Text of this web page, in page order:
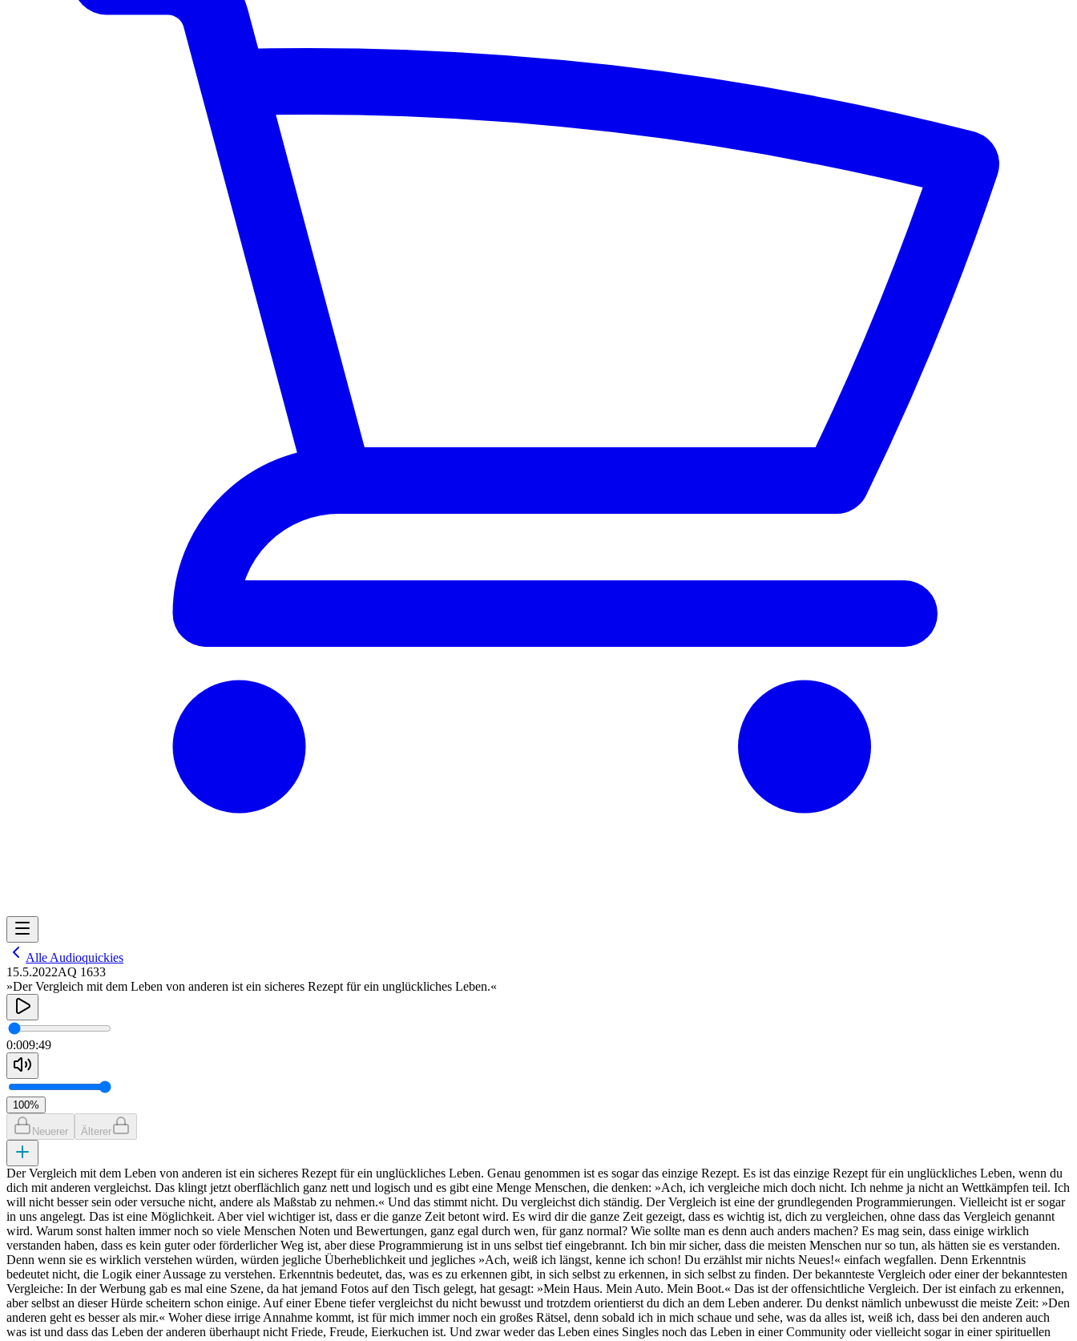
Alle Audioquickies
15.5.2022AQ 1633
»Der Vergleich mit dem Leben von anderen ist ein sicheres Rezept für ein unglückliches Leben.«
0:009:49
100%
Neuerer Älterer
Der Vergleich mit dem Leben von anderen ist ein sicheres Rezept für ein unglückliches Leben. Genau genommen ist es sogar das einzige Rezept. Es ist das einzige Rezept für ein unglückliches Leben, wenn du
dich mit anderen vergleichst. Das klingt jetzt oberflächlich ganz nett und logisch und es gibt eine Menge Menschen, die denken: »Ach, ich vergleiche mich doch nicht. Ich nehme ja nicht an Wettkämpfen teil. Ich
will nicht besser sein oder versuche nicht, andere als Maßstab zu nehmen.« Und das stimmt nicht. Du vergleichst dich ständig. Der Vergleich ist eine der grundlegenden Programmierungen. Vielleicht ist er sogar
in uns angelegt. Das ist eine Möglichkeit. Aber viel wichtiger ist, dass er die ganze Zeit betont wird. Es wird dir die ganze Zeit gezeigt, dass es wichtig ist, dich zu vergleichen, ohne dass das Vergleich genannt
wird. Warum sonst halten immer noch so viele Menschen Noten und Bewertungen, ganz egal durch wen, für ganz normal? Wie sollte man es denn auch anders machen? Es mag sein, dass einige wirklich
verstanden haben, dass es kein guter oder förderlicher Weg ist, aber diese Programmierung ist in uns selbst tief eingebrannt. Ich bin mir sicher, dass die meisten Menschen nur so tun, als hätten sie es verstanden.
Denn wenn sie es wirklich verstehen würden, würden jegliche Überheblichkeit und jegliches »Ach, weiß ich längst, kenne ich schon! Du erzählst mir nichts Neues!« einfach wegfallen. Denn Erkenntnis
bedeutet nicht, die Logik einer Aussage zu verstehen. Erkenntnis bedeutet, das, was es zu erkennen gibt, in sich selbst zu erkennen, in sich selbst zu finden. Der bekannteste Vergleich oder einer der bekanntesten
Vergleiche: In der Werbung gab es mal eine Szene, da hat jemand Fotos auf den Tisch gelegt, hat gesagt: »Mein Haus. Mein Auto. Mein Boot.« Das ist der offensichtliche Vergleich. Der ist einfach zu erkennen,
aber selbst an dieser Hürde scheitern schon einige. Auf einer Ebene tiefer vergleichst du nicht bewusst und trotzdem orientierst du dich an dem Leben anderer. Du denkst nämlich unbewusst die meiste Zeit: »Den
anderen geht es besser als mir.« Woher diese irrige Annahme kommt, ist für mich immer noch ein großes Rätsel, denn sobald ich in mich schaue und sehe, was da alles ist, weiß ich, dass bei den anderen auch
was ist und dass das Leben der anderen überhaupt nicht Friede, Freude, Eierkuchen ist. Und zwar weder das Leben eines Singles noch das Leben in einer Community oder vielleicht sogar in einer spirituellen